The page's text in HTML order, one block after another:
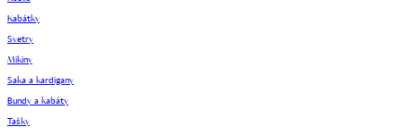
Kabátky
Svetry
Mikiny
Saka a kardigany
Bundy a kabáty
Tašky